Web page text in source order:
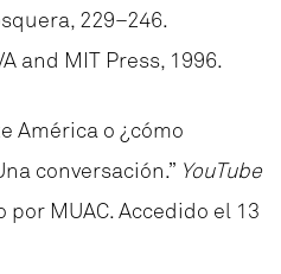
229–246.
and MIT Press, 1996.
América o ¿cómo
conversación.” YouTube
por MUAC. Accedido el 13